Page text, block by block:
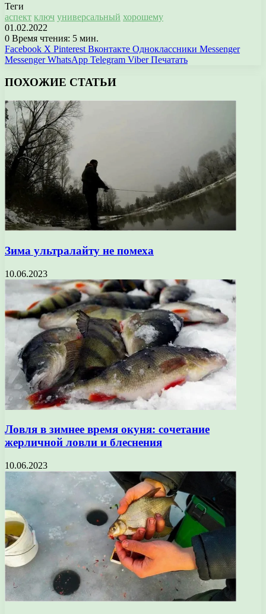
Теги
аспект ключ универсальный хорошему
01.02.2022
0 Время чтения: 5 мин.
Facebook X Pinterest Вконтакте Одноклассники Messenger
Messenger WhatsApp Telegram Viber Печатать
ПОХОЖИЕ СТАТЬИ
Зима ультралайту не помеха
10.06.2023
Ловля в зимнее время окуня: сочетание
жерличной ловли и блеснения
10.06.2023